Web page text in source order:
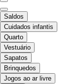
Saldos
Cuidados infantis
Quarto
Vestuário
Sapatos
Brinquedos
Jogos ao ar livre